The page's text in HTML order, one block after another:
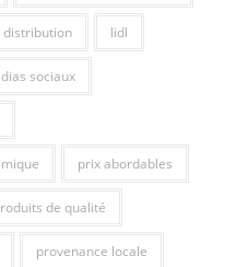
distribution lidl
sociaux
prix abordables
de qualité
provenance locale